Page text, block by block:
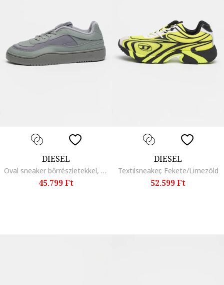
DIESEL
Oval sneaker bőrrészletekkel, Hamuszürke
45.799 Ft
DIESEL
Textilsneaker, Fekete/Limezöld
52.599 Ft